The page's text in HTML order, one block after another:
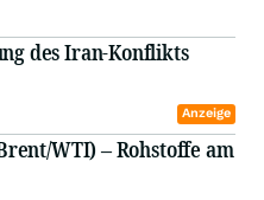
des Iran-Konflikts
Anzeige
WTI) – Rohstoffe am